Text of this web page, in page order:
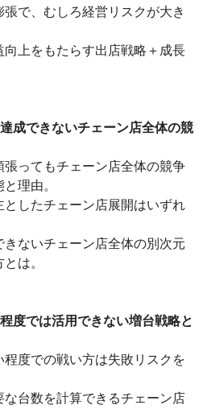
張で、むしろ経営リスクが大き
向上をもたらす出店戦略＋成長
成できないチェーン店全体の競
張ってもチェーン店全体の競争
理由。
としたチェーン店展開はいずれ
きないチェーン店全体の別次元
は。
度では活用できない増台戦略と
程度での戦い方は失敗リスクを
な台数を計算できるチェーン店